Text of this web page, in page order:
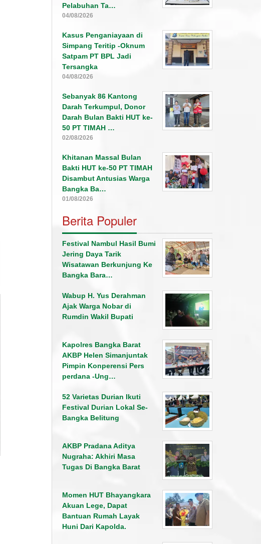
Pelabuhan Ta…
04/08/2026
Kasus Penganiayaan di
Simpang Teritip -Oknum
Satpam PT BPL Jadi
Tersangka
04/08/2026
Sebanyak 86 Kantong
Darah Terkumpul, Donor
Darah Bulan Bakti HUT ke-
50 PT TIMAH …
02/08/2026
Khitanan Massal Bulan
Bakti HUT ke-50 PT TIMAH
Disambut Antusias Warga
Bangka Ba…
01/08/2026
Berita Populer
Festival Nambul Hasil Bumi
Jering Daya Tarik
Wisatawan Berkunjung Ke
Bangka Bara…
Wabup H. Yus Derahman
Ajak Warga Nobar di
Rumdin Wakil Bupati
Kapolres Bangka Barat
AKBP Helen Simanjuntak
Pimpin Konperensi Pers
perdana -Ung…
52 Varietas Durian Ikuti
Festival Durian Lokal Se-
Bangka Belitung
AKBP Pradana Aditya
Nugraha: Akhiri Masa
Tugas Di Bangka Barat
Momen HUT Bhayangkara
Akuan Lege, Dapat
Bantuan Rumah Layak
Huni Dari Kapolda.